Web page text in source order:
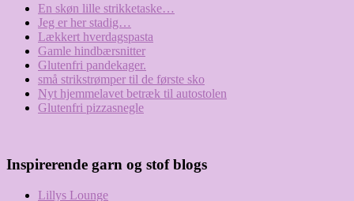
En skøn lille strikketaske…
Jeg er her stadig…
Lækkert hverdagspasta
Gamle hindbærsnitter
Glutenfri pandekager.
små strikstrømper til de første sko
Nyt hjemmelavet betræk til autostolen
Glutenfri pizzasnegle
Inspirerende garn og stof blogs
Lillys Lounge